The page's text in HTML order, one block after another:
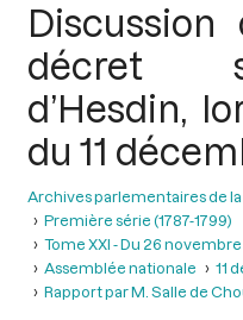
décret
d’Hesdin,
du 11
Archives parlementaires de
Première série (1787-1799)
Tome XXI - Du 26 novembre
Assemblée nationale
11
Rapport par M. Salle de